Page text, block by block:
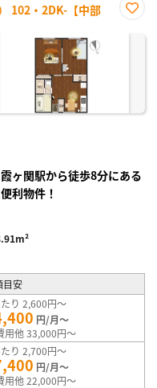
102・2DK-【中部
に入
ヶ関駅から徒歩8分にある
利物件！
目安
り 2,600円～
円/月～
用他 33,000円～
り 2,700円～
円/月～
用他 22,000円～